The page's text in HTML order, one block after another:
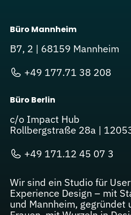
Büro Mannheim
B7, 2 | 68159 Mannheim
+49 177.71 38 208
Büro Berlin
c/o Impact Hub
Rollbergstraße 28a |
+49 171.12 45 07 3
Wir sind ein Studio für
Experience Design – mit
und Mannheim, gegründet